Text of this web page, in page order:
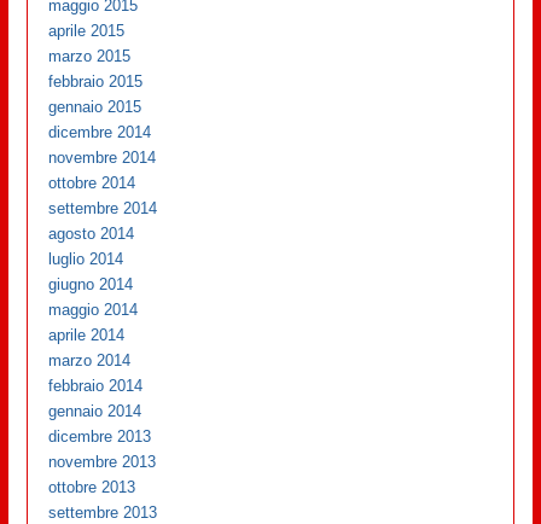
maggio 2015
aprile 2015
marzo 2015
febbraio 2015
gennaio 2015
dicembre 2014
novembre 2014
ottobre 2014
settembre 2014
agosto 2014
luglio 2014
giugno 2014
maggio 2014
aprile 2014
marzo 2014
febbraio 2014
gennaio 2014
dicembre 2013
novembre 2013
ottobre 2013
settembre 2013